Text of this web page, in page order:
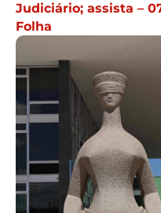
Judiciário; assista –
Folha